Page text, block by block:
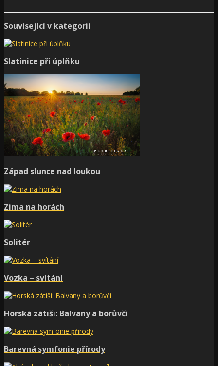
Související v kategorii
Slatinice při úplňku
Západ slunce nad loukou
Zima na horách
Solitér
Vozka – svítání
Horská zátiší: Balvany a borůvčí
Barevná symfonie přírody